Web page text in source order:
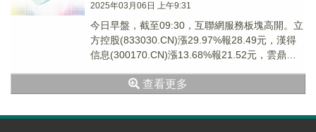
2025年03月06日 上午9:31
今日早盤，截至09:30，互聯網服務板塊高開。立
方控股(833030.CN)漲29.97%報28.49元，漢得
信息(300170.CN)漲13.68%報21.52元，雲鼎科
查看更多